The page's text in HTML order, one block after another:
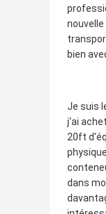
bien
Je suis
j'ai
20ft
dans